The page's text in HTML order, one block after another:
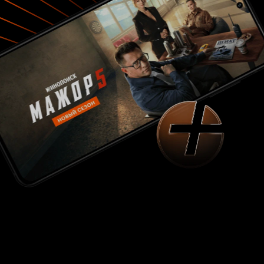
ситуацию. Второе: шведы никогда не ходили в
'психическую атаку' разрозненным образом,
как показано в сериале 'Собор'. (тем более
пешие шведские солдаты не ходили в
ботфортах с отворотами, как это нам
преподнесено создателями 'Собора' в паре
кадров. Ботфорты носили исключительно
конные солдаты и офицеры). К укреплению
шли сомкнутым строем и лишь после общего
залпа штурмовали позиции бегом. К чести,
трех русских полков: Семеновского,
Преображенского и Лефортовского (именно
полков, а не взвода из 30 человек, как
показано в сериале) они не подались общей
паники, а отгородившись рогатками и
обозами, стойко держали оборону. Потом Петр
введет красные чулки в форму этих полков -